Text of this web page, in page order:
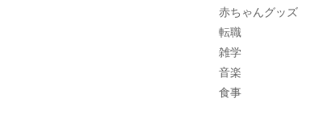
赤ちゃんグッズ
転職
雑学
音楽
食事